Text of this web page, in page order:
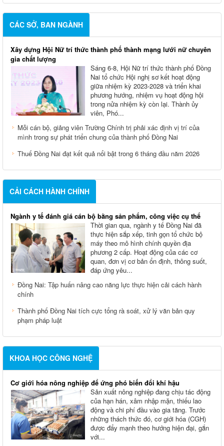
CÁC SỞ, BAN NGÀNH
Xây dựng Hội Nữ trí thức thành phố thành mạng lưới nữ chuyên
gia chất lượng
Sáng 6-8, Hội Nữ trí thức thành phố Đồng
Nai tổ chức Hội nghị sơ kết hoạt động
giữa nhiệm kỳ 2023-2028 và triển khai
phương hướng, nhiệm vụ hoạt động hội
trong nửa nhiệm kỳ còn lại. Thành ủy
viên, Phó...
Mỗi cán bộ, giảng viên Trường Chính trị phải xác định vị trí của
mình trong sự phát triển chung của thành phố Đồng Nai
Thuế Đồng Nai đạt kết quả nổi bật trong 6 tháng đầu năm 2026
CẢI CÁCH HÀNH CHÍNH
Ngành y tế đánh giá cán bộ bằng sản phẩm, công việc cụ thể
Thời gian qua, ngành y tế Đồng Nai đã
thực hiện sắp xếp, tinh gọn tổ chức bộ
máy theo mô hình chính quyền địa
phương 2 cấp. Hoạt động của các cơ
quan, đơn vị cơ bản ổn định, thông suốt,
đáp ứng yêu...
Đồng Nai: Tập huấn nâng cao năng lực thực hiện cải cách hành
chính
Thành phố Đồng Nai tích cực tổng rà soát, xử lý văn bản quy
phạm pháp luật
KHOA HỌC CÔNG NGHỆ
Cơ giới hóa nông nghiệp để ứng phó biến đổi khí hậu
Sản xuất nông nghiệp đang chịu tác động
của hạn hán, xâm nhập mặn, thiếu lao
động và chi phí đầu vào gia tăng. Trước
những thách thức đó, cơ giới hóa (CGH)
được đẩy mạnh theo hướng hiện đại, gắn
với...